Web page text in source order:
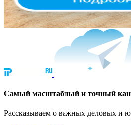
Cамый масштабный и точный
Рассказываем о важных деловых и